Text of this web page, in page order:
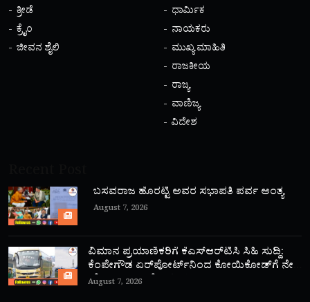
ಕ್ರೀಡೆ
ಕ್ರೈಂ
ಜೀವನ ಶೈಲಿ
ಧಾರ್ಮಿಕ
ನಾಯಕರು
ಮುಖ್ಯ ಮಾಹಿತಿ
ರಾಜಕೀಯ
ರಾಜ್ಯ
ವಾಣಿಜ್ಯ
ವಿದೇಶ
ಬಸವರಾಜ ಹೊರಟ್ಟಿ ಅವರ ಸಭಾಪತಿ ಪರ್ವ ಅಂತ್ಯ
August 7, 2026
ವಿಮಾನ ಪ್ರಯಾಣಿಕರಿಗೆ ಕೆಎಸ್‌ಆರ್‌ಟಿಸಿ ಸಿಹಿ ಸುದ್ದಿ:
ಕೆಂಪೇಗೌಡ ಏರ್‌ಪೋರ್ಟ್‌ನಿಂದ ಕೋಯಿಕೋಡ್‌ಗೆ ನೇರ
‘ಫ್ಲೈ ಬಸ್’ ಸಾರಿಗೆ ಆರಂಭ!
August 7, 2026